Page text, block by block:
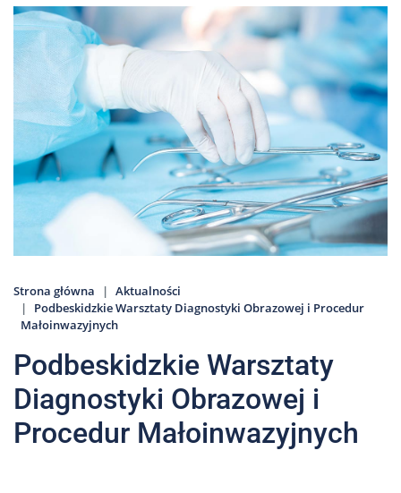
Nas
Kariera
Kontakt
801
502
302
Strona główna
Aktualności
Podbeskidzkie Warsztaty Diagnostyki Obrazowej i Procedur
Małoinwazyjnych
Podbeskidzkie Warsztaty
Diagnostyki Obrazowej i
Procedur Małoinwazyjnych